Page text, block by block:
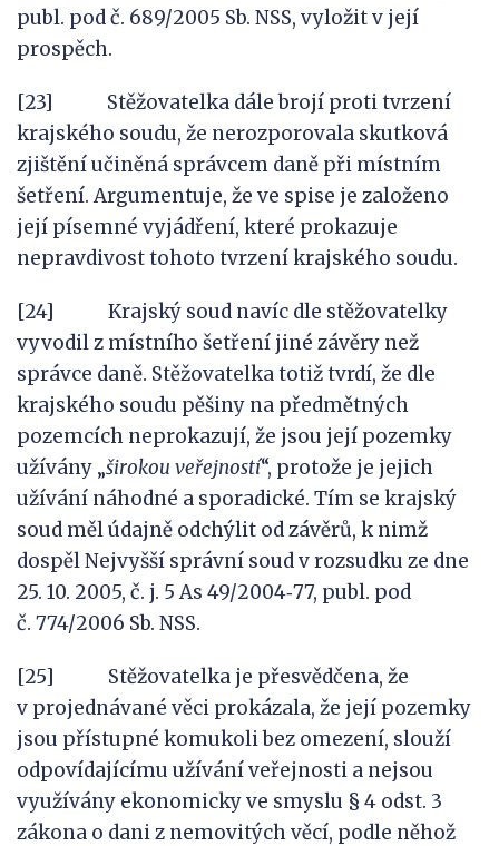
publ. pod č. 689/2005 Sb. NSS, vyložit v její
prospěch.
[23] Stěžovatelka dále brojí proti tvrzení
krajského soudu, že nerozporovala skutková
zjištění učiněná správcem daně při místním
šetření. Argumentuje, že ve spise je založeno
její písemné vyjádření, které prokazuje
nepravdivost tohoto tvrzení krajského soudu.
[24] Krajský soud navíc dle stěžovatelky
vyvodil z místního šetření jiné závěry než
správce daně. Stěžovatelka totiž tvrdí, že dle
krajského soudu pěšiny na předmětných
pozemcích neprokazují, že jsou její pozemky
užívány „širokou veřejností“, protože je jejich
užívání náhodné a sporadické. Tím se krajský
soud měl údajně odchýlit od závěrů, k nimž
dospěl Nejvyšší správní soud v rozsudku ze dne
25. 10. 2005, č. j. 5 As 49/2004‑77, publ. pod
č. 774/2006 Sb. NSS.
[25] Stěžovatelka je přesvědčena, že
v projednávané věci prokázala, že její pozemky
jsou přístupné komukoli bez omezení, slouží
odpovídajícímu užívání veřejnosti a nejsou
využívány ekonomicky ve smyslu § 4 odst. 3
zákona o dani z nemovitých věcí, podle něhož